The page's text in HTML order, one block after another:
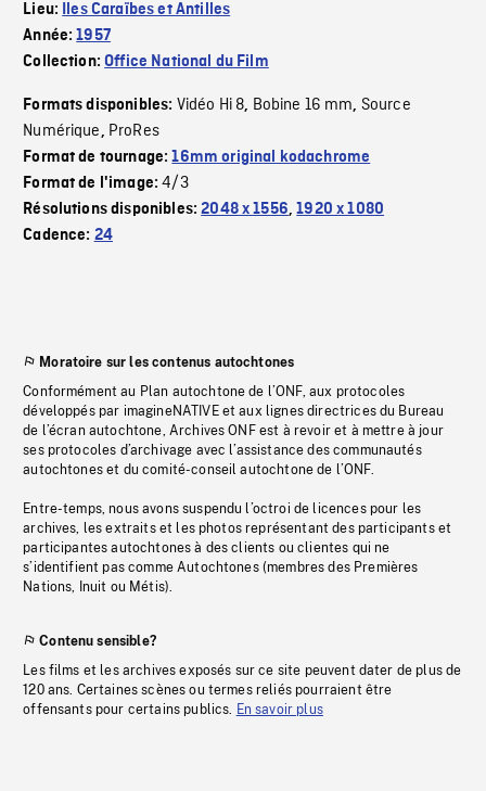
Lieu:
Iles Caraïbes et Antilles
Année:1957
Collection:Office National du Film
Formats disponibles: Vidéo Hi 8, Bobine 16 mm, Source
Numérique, ProRes
Format de tournage:16mm original kodachrome
Format de l'image:4/3
Résolutions disponibles:2048 x 1556,1920 x 1080
Cadence: 24
Moratoire sur les contenus autochtones
Conformément au Plan autochtone de l’ONF, aux protocoles
développés par imagineNATIVE et aux lignes directrices du Bureau
de l’écran autochtone, Archives ONF est à revoir et à mettre à jour
ses protocoles d’archivage avec l’assistance des communautés
autochtones et du comité-conseil autochtone de l’ONF.
Entre-temps, nous avons suspendu l’octroi de licences pour les
archives, les extraits et les photos représentant des participants et
participantes autochtones à des clients ou clientes qui ne
s’identifient pas comme Autochtones (membres des Premières
Nations, Inuit ou Métis).
Contenu sensible?
Les films et les archives exposés sur ce site peuvent dater de plus de
120 ans. Certaines scènes ou termes reliés pourraient être
offensants pour certains publics. En savoir plus